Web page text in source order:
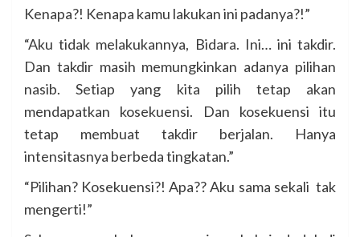
Kenapa?! Kenapa kamu lakukan ini padanya?!”
“Aku tidak melakukannya, Bidara. Ini… ini takdir.
Dan takdir masih memungkinkan adanya pilihan
nasib. Setiap yang kita pilih tetap akan
mendapatkan kosekuensi. Dan kosekuensi itu
tetap membuat takdir berjalan. Hanya
intensitasnya berbeda tingkatan.”
“Pilihan? Kosekuensi?! Apa?? Aku sama sekali tak
mengerti!”